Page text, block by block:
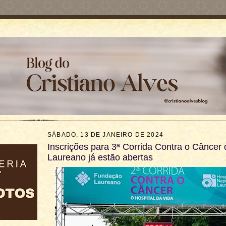
SÁBADO, 13 DE JANEIRO DE 2024
Inscrições para 3ª Corrida Contra o Câncer
Laureano já estão abertas